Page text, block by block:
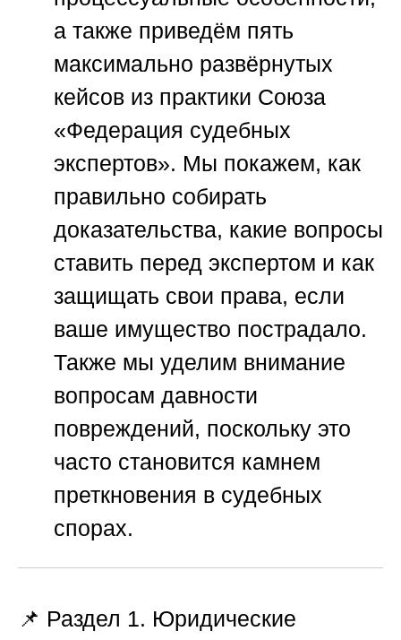
а также приведём пять
максимально развёрнутых
кейсов из практики Союза
«Федерация судебных
экспертов». Мы покажем, как
правильно собирать
доказательства, какие вопросы
ставить перед экспертом и как
защищать свои права, если
ваше имущество пострадало.
Также мы уделим внимание
вопросам давности
повреждений, поскольку это
часто становится камнем
преткновения в судебных
спорах.
📌 Раздел 1. Юридические